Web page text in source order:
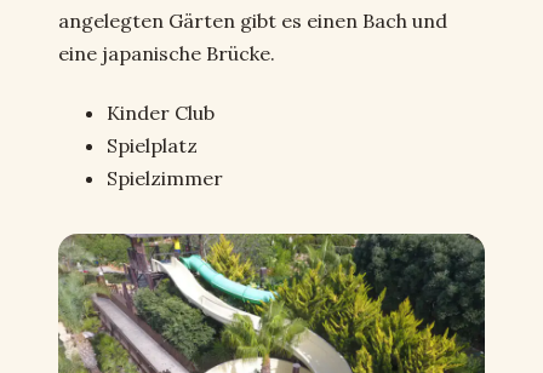
angelegten Gärten gibt es einen Bach und
eine japanische Brücke.
Kinder Club
Spielplatz
Spielzimmer